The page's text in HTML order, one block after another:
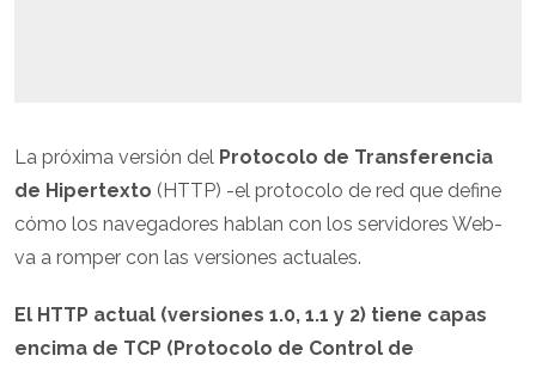
La próxima versión del Protocolo de Transferencia
de Hipertexto (HTTP) -el protocolo de red que define
cómo los navegadores hablan con los servidores Web-
va a romper con las versiones actuales.
El HTTP actual (versiones 1.0, 1.1 y 2) tiene capas
encima de TCP (Protocolo de Control de